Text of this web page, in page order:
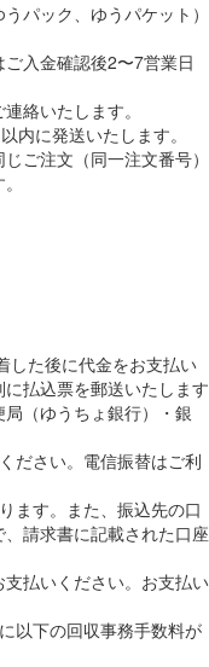
パック、ゆうパケット）
入金確認後2〜7営業日
絡いたします。
内に発送いたします。
ご注文（同一注文番号）
した後に代金をお支払い
払込票を郵送いたします
（ゆうちょ銀行）・銀
ださい。電信振替はご利
ます。また、振込先の口
請求書に記載された口座
払いください。お支払い
以下の回収事務手数料が